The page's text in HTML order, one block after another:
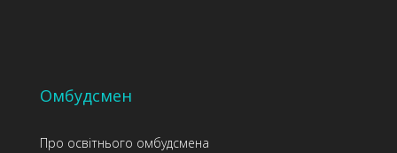
Омбудсмен
Про освітнього омбудсмена